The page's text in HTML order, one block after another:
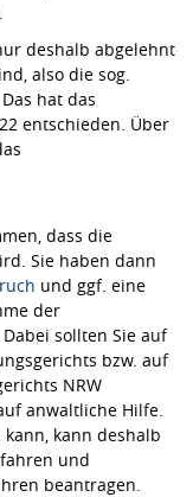
deshalb abgelehnt
also die sog.
hat das
entschieden. Über
dass die
Sie haben dann
und ggf. eine
der
sollten Sie auf
bzw. auf
NRW
anwaltliche Hilfe.
kann deshalb
und
beantragen.